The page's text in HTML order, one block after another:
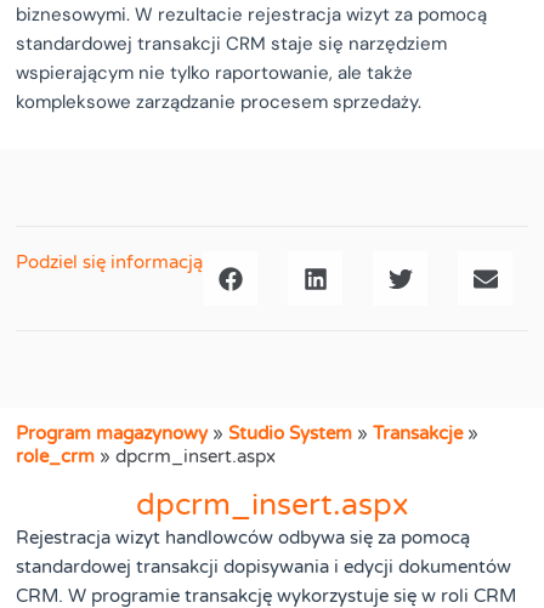
biznesowymi. W rezultacie rejestracja wizyt za pomocą
standardowej transakcji CRM staje się narzędziem
wspierającym nie tylko raportowanie, ale także
kompleksowe zarządzanie procesem sprzedaży.
Podziel się informacją
Program magazynowy»Studio System »Transakcje»
role_crm »dpcrm_insert.aspx
dpcrm_insert.aspx
Rejestracja wizyt handlowców odbywa się za pomocą
standardowej transakcji dopisywania i edycji dokumentów
CRM. W programie transakcję wykorzystuje się w roli CRM